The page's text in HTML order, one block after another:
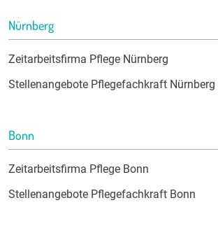
Nürnberg
Zeitarbeitsfirma Pflege Nürnberg
Stellenangebote Pflegefachkraft Nürnberg
Bonn
Zeitarbeitsfirma Pflege Bonn
Stellenangebote Pflegefachkraft Bonn